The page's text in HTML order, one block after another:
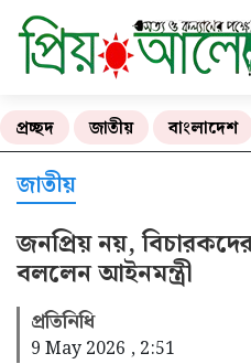
প্রচ্ছদ জাতীয় বাংলাদেশ
জাতীয়
জনপ্রিয় নয়,
বললেন আইনমন্ত্রী
প্রতিনিধি
9 May 2026 , 2:51